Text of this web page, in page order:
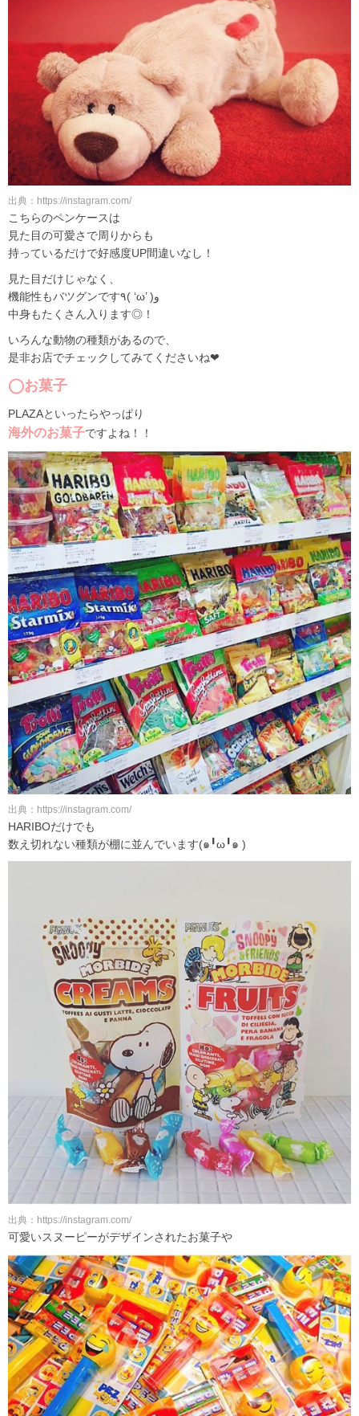
出典：https://instagram.com/
こちらのペンケースは
見た目の可愛さで周りからも
持っているだけで好感度UP間違いなし！
見た目だけじゃなく、
機能性もバツグンです٩( ‘ω’ )و
中身もたくさん入ります◎！
いろんな動物の種類があるので、
是非お店でチェックしてみてくださいね❤
◯お菓子
PLAZAといったらやっぱり
海外のお菓子ですよね！！
出典：https://instagram.com/
HARIBOだけでも
数え切れない種類が棚に並んでいます(๑╹ω╹๑ )
出典：https://instagram.com/
可愛いスヌーピーがデザインされたお菓子や